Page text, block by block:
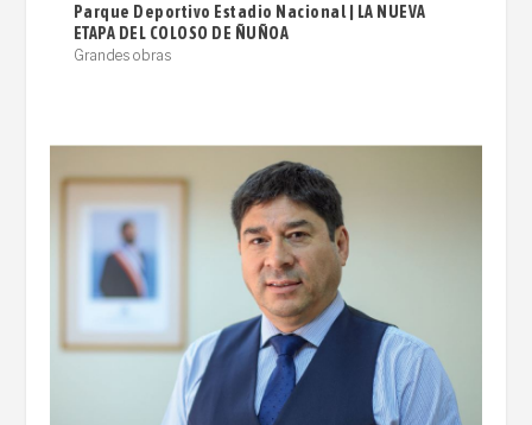
Parque Deportivo Estadio Nacional | LA NUEVA
ETAPA DEL COLOSO DE ÑUÑOA
Grandes obras